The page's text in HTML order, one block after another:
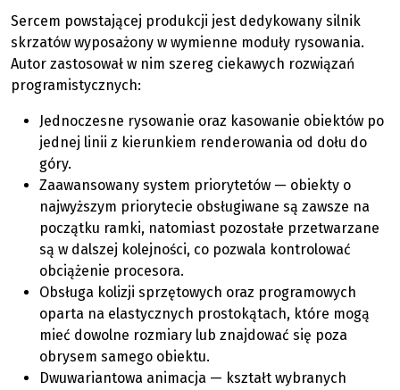
Sercem powstającej produkcji jest dedykowany silnik
skrzatów wyposażony w wymienne moduły rysowania.
Autor zastosował w nim szereg ciekawych rozwiązań
programistycznych:
Jednoczesne rysowanie oraz kasowanie obiektów po
jednej linii z kierunkiem renderowania od dołu do
góry.
Zaawansowany system priorytetów — obiekty o
najwyższym priorytecie obsługiwane są zawsze na
początku ramki, natomiast pozostałe przetwarzane
są w dalszej kolejności, co pozwala kontrolować
obciążenie procesora.
Obsługa kolizji sprzętowych oraz programowych
oparta na elastycznych prostokątach, które mogą
mieć dowolne rozmiary lub znajdować się poza
obrysem samego obiektu.
Dwuwariantowa animacja — kształt wybranych